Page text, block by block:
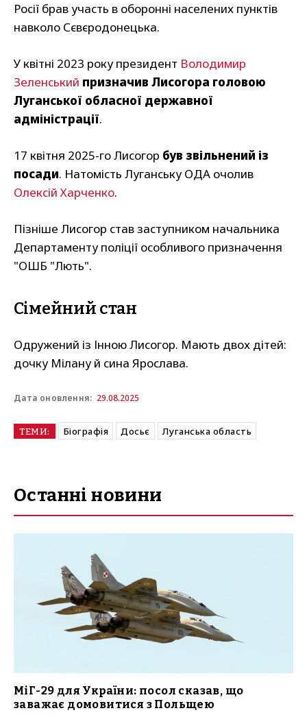
Росії брав участь в оборонні населених пунктів
навколо Сєвєродонецька.
У квітні 2023 року президент Володимир
Зеленський призначив Лисогора головою
Луганської обласної державної
адміністрації.
17 квітня 2025-го Лисогор був звільнений із
посади. Натомість Луганську ОДА очолив
Олексій Харченко.
Пізніше Лисогор став заступником начальника
Департаменту поліції особливого призначення
"ОШБ "Лють".
Сімейний стан
Одружений із Інною Лисогор. Мають двох дітей:
дочку Мілану й сина Ярослава.
Дата оновлення: 29.08.2025
ТЕМИ: Біографія Досьє Луганська область
Останні новини
МіГ-29 для України: посол сказав, що
заважає домовитися з Польщею